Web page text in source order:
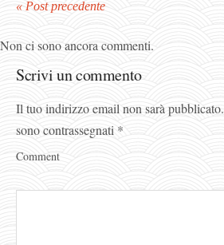
« Post precedente
Non ci sono ancora commenti.
Scrivi un commento
Il tuo indirizzo email non sarà pubblicato.
sono contrassegnati *
Comment